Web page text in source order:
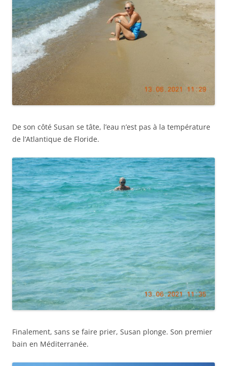
De son côté Susan se tâte, l’eau n’est pas à la température
de l’Atlantique de Floride.
Finalement, sans se faire prier, Susan plonge. Son premier
bain en Méditerranée.